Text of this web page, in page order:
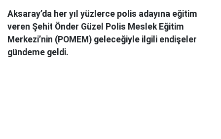
Aksaray’da her yıl yüzlerce polis adayına eğitim
veren Şehit Önder Güzel Polis Meslek Eğitim
Merkezi’nin (POMEM) geleceğiyle ilgili endişeler
gündeme geldi.